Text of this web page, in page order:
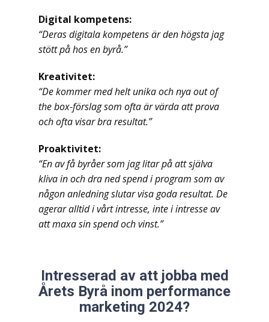
Digital kompetens:
“Deras digitala kompetens är den högsta jag
stött på hos en byrå.”
Kreativitet:
“De kommer med helt unika och nya out of
the box-förslag som ofta är värda att prova
och ofta visar bra resultat.”
Proaktivitet:
“En av få byråer som jag litar på att själva
kliva in och dra ned spend i program som av
någon anledning slutar visa goda resultat. De
agerar alltid i vårt intresse, inte i intresse av
att maxa sin spend och vinst.”
Intresserad av att jobba med
Årets Byrå inom performance
marketing 2024?